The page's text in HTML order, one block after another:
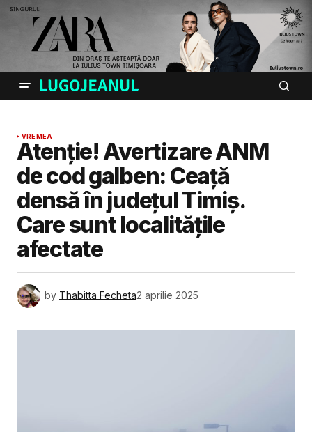
VREMEA
Atenție! Avertizare ANM
de cod galben: Ceață
densă în județul Timiș.
Care sunt localitățile
afectate
by Thabitta Fecheta2 aprilie 2025